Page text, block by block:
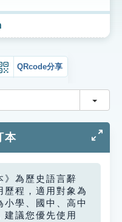
QRcode分享
切換
本
》為歷史語言辭
歷程，適用對象為
小學、國中、高中
建議您優先使用